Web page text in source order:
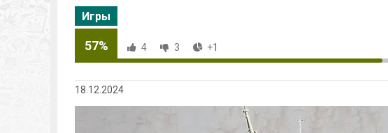
Игры
57% 4 3 +1
18.12.2024